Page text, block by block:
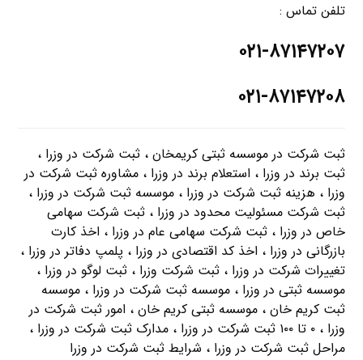
تلفن تماس :
۰۲۱-۸۷۱۴۷۲۰۷
۰۲۱-۸۷۱۴۷۲۰۸
ثبت شرکت در موسسه ثبتی کریمخان ، ثبت شرکت در وزرا ،
ثبت برند در وزرا ، استعلام برند در وزرا ، مشاوره ثبت شرکت در
وزرا ، هزینه ثبت شرکت در وزرا ، موسسه ثبت شرکت در وزرا ،
ثبت شرکت مسئولیت محدود در وزرا ، ثبت شرکت سهامی
خاص در وزرا ، ثبت شرکت سهامی عام در وزرا ، اخذ کارت
بازرگانی در وزرا ، اخذ کد اقتصادی در وزرا ، پلمپ دفاتر در وزرا ،
تغییرات شرکت در وزرا ، ثبت شرکت وزرا ، ثبت لوگو در وزرا ،
موسسه ثبتی در وزرا ، موسسه ثبت شرکت در وزرا ، موسسه
ثبت کریم خان ، موسسه ثبتی کریم خان ، امور ثبت شرکت در
وزرا ، ۰ تا ۱۰۰ ثبت شرکت در وزرا ، مدارک ثبت شرکت در وزرا ،
مراحل ثبت شرکت در وزرا ، شرایط ثبت شرکت در وزرا